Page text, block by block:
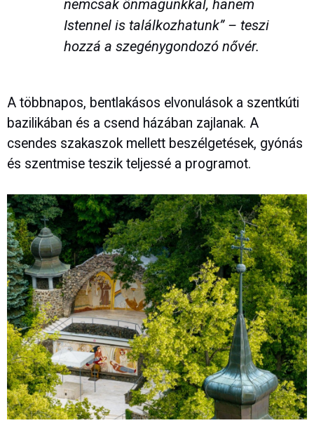
nemcsak önmagunkkal, hanem
Istennel is találkozhatunk” – teszi
hozzá a szegénygondozó nővér.
A többnapos, bentlakásos elvonulások a szentkúti
bazilikában és a csend házában zajlanak. A
csendes szakaszok mellett beszélgetések, gyónás
és szentmise teszik teljessé a programot.